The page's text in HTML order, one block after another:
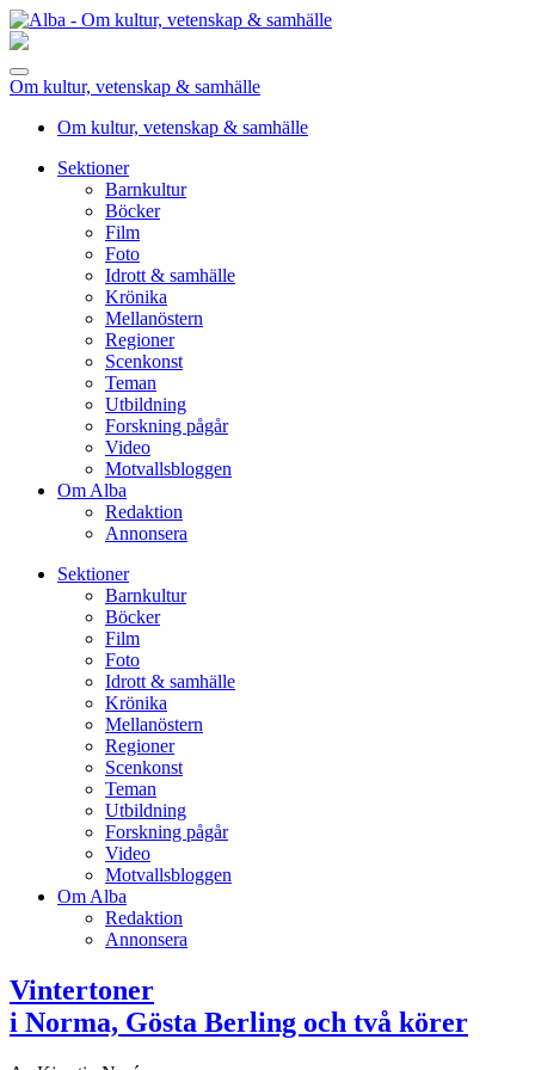
Om kultur, vetenskap & samhälle
Om kultur, vetenskap & samhälle
Sektioner
Barnkultur
Böcker
Film
Foto
Idrott & samhälle
Krönika
Mellanöstern
Regioner
Scenkonst
Teman
Utbildning
Forskning pågår
Video
Motvallsbloggen
Om Alba
Redaktion
Annonsera
Sektioner
Barnkultur
Böcker
Film
Foto
Idrott & samhälle
Krönika
Mellanöstern
Regioner
Scenkonst
Teman
Utbildning
Forskning pågår
Video
Motvallsbloggen
Om Alba
Redaktion
Annonsera
Vintertoner
i Norma, Gösta Berling och två körer